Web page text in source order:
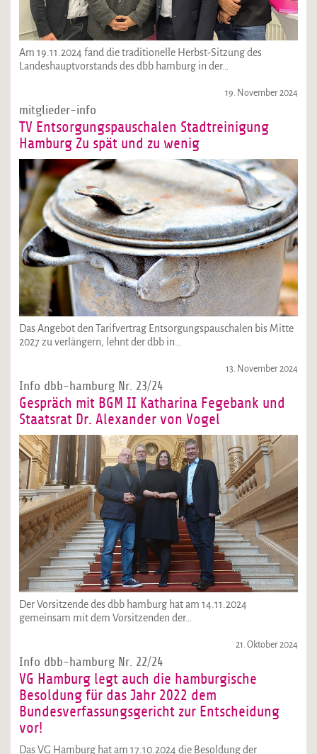
Am 19.11.2024 fand die traditionelle Herbst-Sitzung des
Landeshauptvorstands des dbb hamburg in der…
19. November 2024
mitglieder-info
TV Entsorgungspauschalen Stadtreinigung
Hamburg Zu spät und zu wenig
Das Angebot den Tarifvertrag Entsorgungspauschalen bis Mitte
2027 zu verlängern, lehnt der dbb in…
13. November 2024
Info dbb-hamburg Nr. 23/24
Gespräch mit BGM II Katharina Fegebank und
Staatsrat Dr. Alexander von Vogel
Der Vorsitzende des dbb hamburg hat am 14.11.2024
gemeinsam mit dem Vorsitzenden der…
21. Oktober 2024
Info dbb-hamburg Nr. 22/24
VG Hamburg legt auch die hamburgische
Besoldung für das Jahr 2022 dem
Bundesverfassungsgericht zur Entscheidung
vor!
Das VG Hamburg hat am 17.10.2024 die Besoldung der